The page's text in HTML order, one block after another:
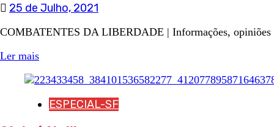
25 de Julho, 2021
COMBATENTES DA LIBERDADE | Informações, opiniões
Ler mais
ESPECIAL-SF